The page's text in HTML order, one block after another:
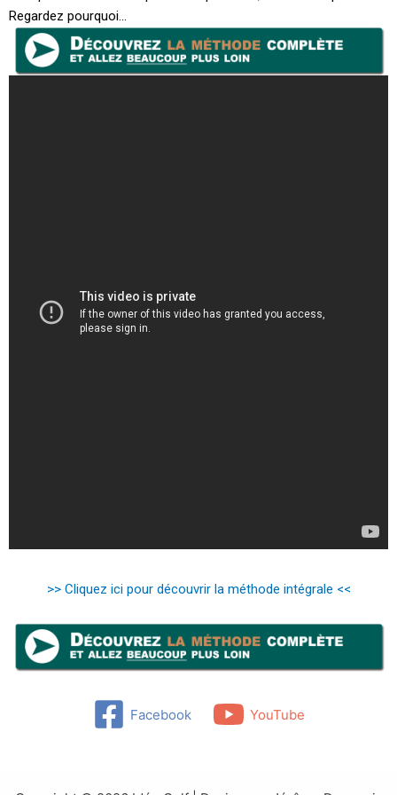
Regardez pourquoi…
>> Cliquez ici pour découvrir la méthode intégrale <<
Facebook YouTube